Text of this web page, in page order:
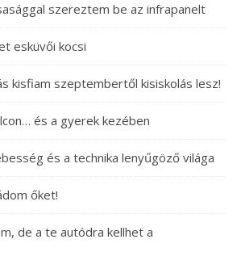
szereztem be az infrapanelt
esküvői kocsi
kisfiam szeptembertől kisiskolás lesz!
és a gyerek kezében
és a technika lenyűgöző világa
őket!
de a te autódra kellhet a